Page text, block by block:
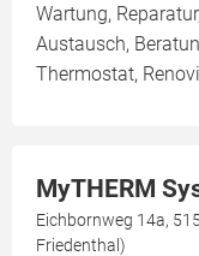
Wartung,
Austausch,
Thermostat,
MyTHERM
Eichbornweg 14a,
Friedenthal)